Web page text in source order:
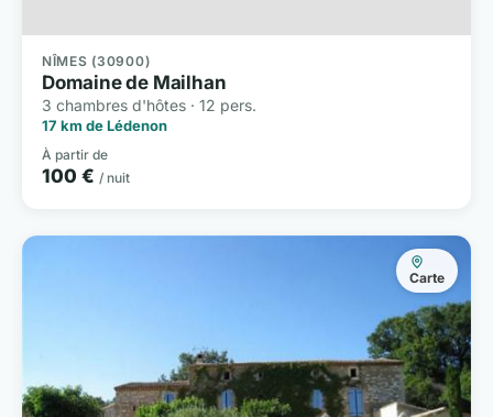
NÎMES (30900)
Domaine de Mailhan
3 chambres d'hôtes · 12 pers.
17 km de Lédenon
À partir de
100 € / nuit
Carte